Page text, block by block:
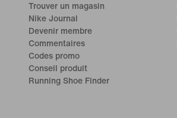
Trouver un magasin
Nike Journal
Devenir membre
Commentaires
Codes promo
Conseil produit
Running Shoe Finder